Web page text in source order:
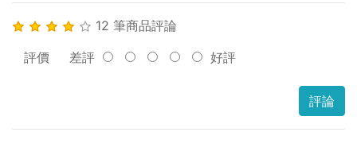
12 筆商品評論
評價 差評 好評
評論